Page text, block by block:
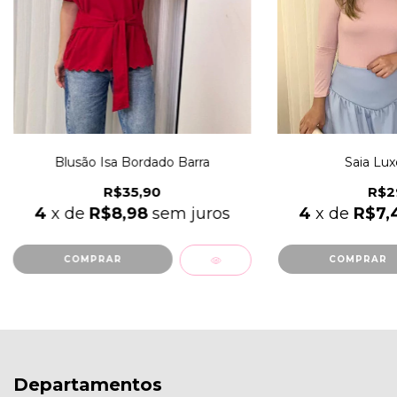
Blusão Isa Bordado Barra
R$35,90
4 x de R$8,98 sem juros
COMPRAR
Saia
4 x de
COMPRAR
Departamentos